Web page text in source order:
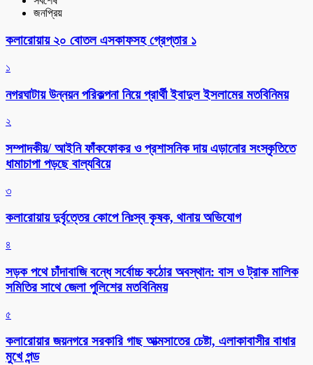
জনপ্রিয়
কলারোয়ায় ২০ বোতল এসকাফসহ গ্রেপ্তার ১
১
নগরঘাটায় উন্নয়ন পরিকল্পনা নিয়ে প্রার্থী ইবাদুল ইসলামের মতবিনিময়
২
সম্পাদকীয়/ আইনি ফাঁকফোকর ও প্রশাসনিক দায় এড়ানোর সংস্কৃতিতে
ধামাচাপা পড়ছে বাল্যবিয়ে
৩
কলারোয়ায় দুর্বৃত্তের কোপে নিঃস্ব কৃষক, থানায় অভিযোগ
৪
সড়ক পথে চাঁদাবাজি বন্ধে সর্বোচ্চ কঠোর অবস্থান: বাস ও ট্রাক মালিক
সমিতির সাথে জেলা পুলিশের মতবিনিময়
৫
কলারোয়ার জয়নগরে সরকারি গাছ আত্মসাতের চেষ্টা, এলাকাবাসীর বাধার
মুখে পন্ড